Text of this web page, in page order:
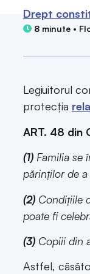
Drept
8 minute •
Legiuitorul
protecția
ART. 48 din
(1) Familia se
părinților de
(2) Condițiile
poate fi
(3) Copiii din
Astfel,